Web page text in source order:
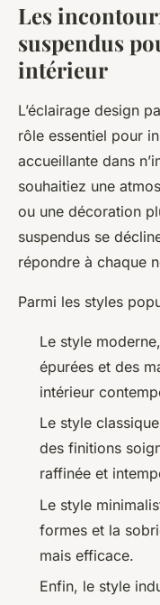
Les
suspendus
intérieur
L’éclairage design
rôle essentiel pour
accueillante dans
souhaitiez une
ou une décoration
suspendus se
répondre à chaque
Parmi les styles
Le style
épurées et des
intérieur
Le style
des finitions
raffinée et
Le style
formes et la
mais efficace.
Enfin, le style